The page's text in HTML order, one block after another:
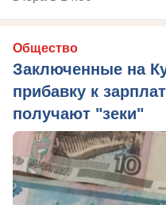
Общество
Заключенные на
прибавку к
получают "зеки"